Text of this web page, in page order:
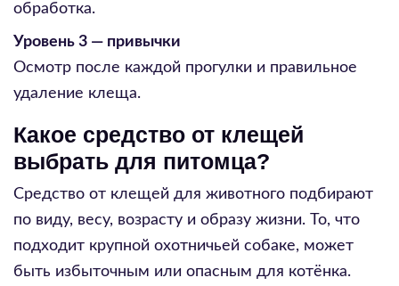
обработка.
Уровень 3 — привычки
Осмотр после каждой прогулки и правильное
удаление клеща.
Какое средство от клещей
выбрать для питомца?
Средство от клещей для животного подбирают
по виду, весу, возрасту и образу жизни. То, что
подходит крупной охотничьей собаке, может
быть избыточным или опасным для котёнка.